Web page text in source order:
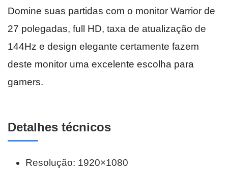
Domine suas partidas com o monitor Warrior de
27 polegadas, full HD, taxa de atualização de
144Hz e design elegante certamente fazem
deste monitor uma excelente escolha para
gamers.
Detalhes técnicos
Resolução: 1920×1080